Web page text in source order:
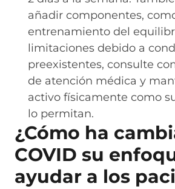
añadir componentes,
entrenamiento del
limitaciones debido a
preexistentes, consulte
de atención médica y
activo físicamente como
lo permitan.
¿Cómo ha
COVID su
ayudar a los